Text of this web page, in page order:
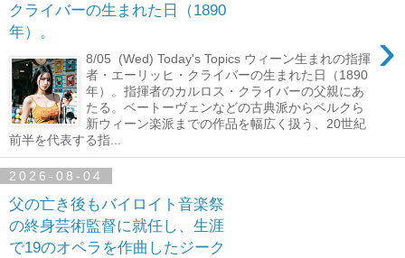
クライバーの生まれた日（1890
年）。
›
8/05 (Wed) Today's Topics ウィーン生まれの指揮
者・エーリッヒ・クライバーの生まれた日（1890
年）。指揮者のカルロス・クライバーの父親にあ
たる。ベートーヴェンなどの古典派からベルクら
新ウィーン楽派までの作品を幅広く扱う、20世紀
前半を代表する指...
2026-08-04
父の亡き後もバイロイト音楽祭
の終身芸術監督に就任し、生涯
で19のオペラを作曲したジーク